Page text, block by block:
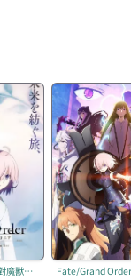
Fate/Grand Order -絕對魔獸戰線巴比倫尼亞- 「旅途的開始」